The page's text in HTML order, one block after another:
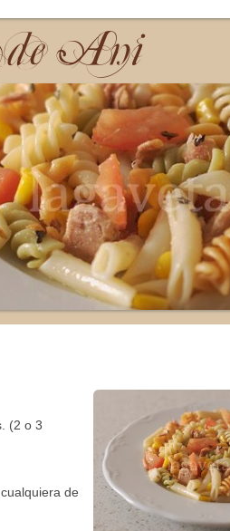
de Ani
(2 o 3
de